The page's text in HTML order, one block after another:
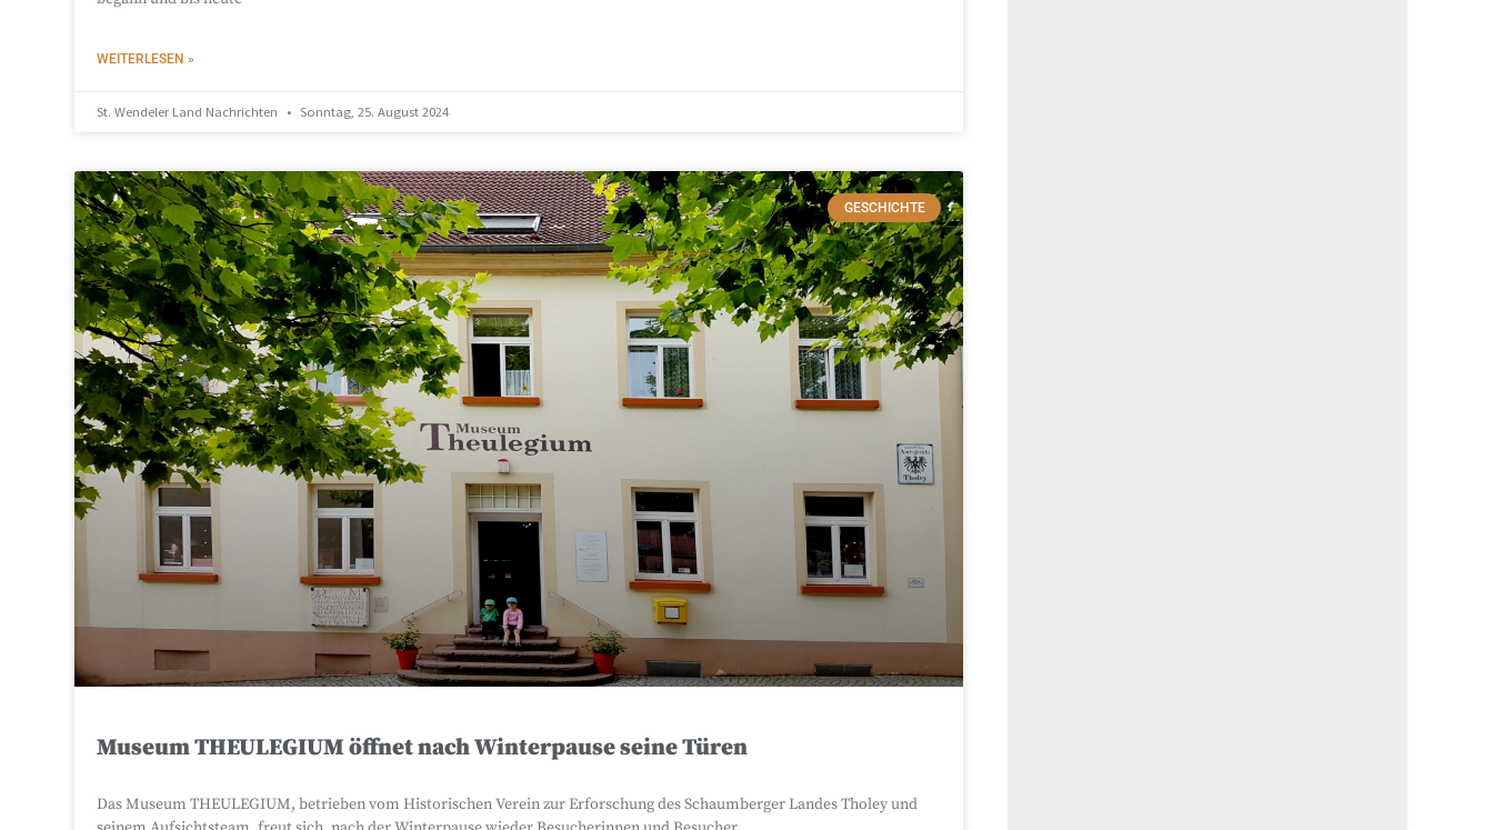
WEITERLESEN »
St. Wendeler Land Nachrichten Sonntag, 25. August 2024
GESCHICHTE
Museum THEULEGIUM öffnet nach Winterpause seine Türen
Das Museum THEULEGIUM, betrieben vom Historischen Verein zur Erforschung des Schaumberger Landes Tholey und